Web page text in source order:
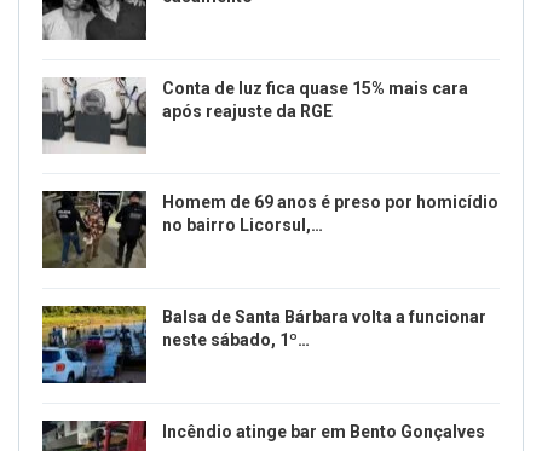
Conta de luz fica quase 15% mais cara
após reajuste da RGE
Homem de 69 anos é preso por homicídio
no bairro Licorsul,…
Balsa de Santa Bárbara volta a funcionar
neste sábado, 1º…
Incêndio atinge bar em Bento Gonçalves